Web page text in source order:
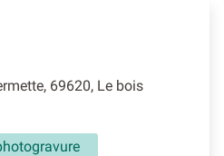
69620, Le bois